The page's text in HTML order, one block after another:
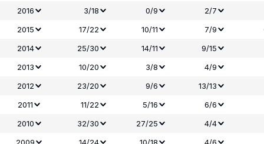
2016
3/18 0/9
2/7
2015
17/22 10/11 7/9
2014
25/30 14/11 9/15
2013
10/20 3/8 4/9
2012
23/20 9/6
13/13
2011
11/22 5/16
6/6
2010
32/30 27/25
4/4
2009
14/24 10/18
4/6